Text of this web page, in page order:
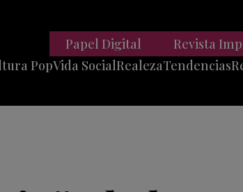
PopVida SocialRealezaTendencias
Papel Digital Revista